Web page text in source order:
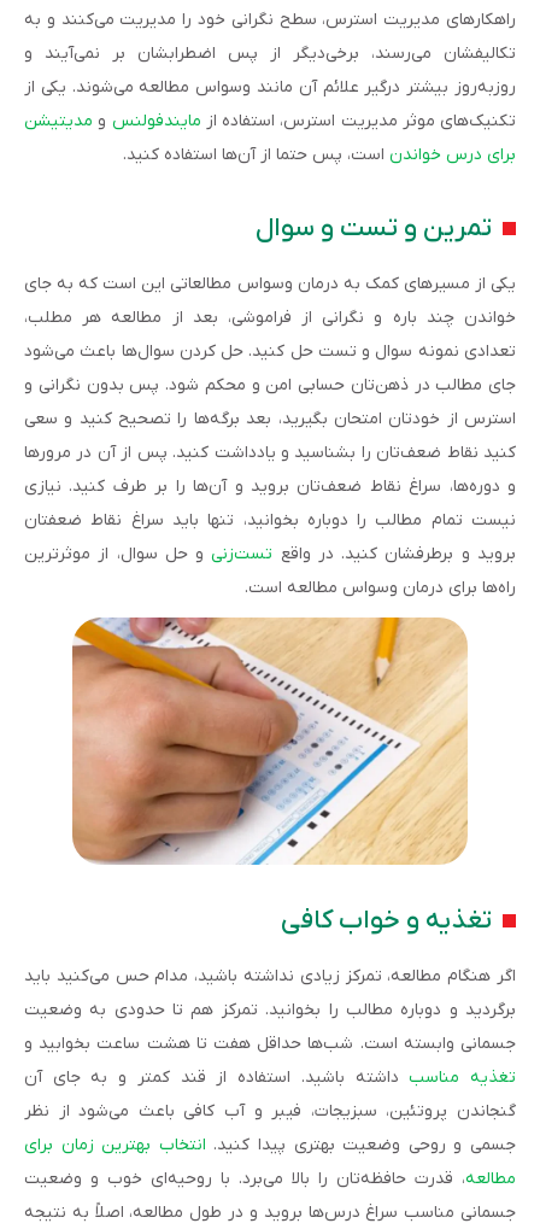
راهکارهای مدیریت استرس، سطح نگرانی خود را مدیریت می‌کنند و به
تکالیفشان می‌رسند، برخی‌دیگر از پس اضطرابشان بر نمی‌آیند و
روزبه‌روز بیشتر درگیر علائم آن مانند وسواس مطالعه می‌شوند. یکی از
تکنیک‌های موثر مدیریت استرس، استفاده از مایندفولنس و مدیتیشن
برای درس خواندن است، پس حتما از آن‌ها استفاده کنید.
تمرین و تست و سوال
یکی از مسیرهای کمک به درمان وسواس مطالعاتی این است که به جای
خواندن چند باره و نگرانی از فراموشی، بعد از مطالعه هر مطلب،
تعدادی نمونه سوال و تست حل کنید. حل کردن سوال‌ها باعث می‌شود
جای مطالب در ذهن‌تان حسابی امن و محکم شود. پس بدون نگرانی و
استرس از خودتان امتحان بگیرید، بعد برگه‌ها را تصحیح کنید و سعی
کنید نقاط ضعف‌تان را بشناسید و یادداشت کنید. پس از آن در مرورها
و دوره‌ها، سراغ نقاط ضعف‌تان بروید و آن‌ها را بر طرف کنید. نیازی
نیست تمام مطالب را دوباره بخوانید، تنها باید سراغ نقاط ضعفتان
بروید و برطرفشان کنید. در واقع تست‌زنیو حل سوال، از موثرترین
راه‌ها برای درمان وسواس مطالعه است.
تغذیه و خواب کافی
اگر هنگام مطالعه، تمرکز زیادی نداشته باشید، مدام حس می‌کنید باید
برگردید و دوباره مطالب را بخوانید. تمرکز هم تا حدودی به وضعیت
جسمانی وابسته است. شب‌ها حداقل هفت تا هشت ساعت بخوابید و
تغذیه مناسبداشته باشید. استفاده از قند کمتر و به جای آن
گنجاندن پروتئین، سبزیجات، فیبر و آب کافی باعث می‌شود از نظر
جسمی و روحی وضعیت بهتری پیدا کنید. انتخاب بهترین زمان برای
مطالعه، قدرت حافظه‌تان را بالا می‌برد. با روحیه‌ای خوب و وضعیت
جسمانی مناسب سراغ درس‌ها بروید و در طول مطالعه، اصلاً به نتیجه